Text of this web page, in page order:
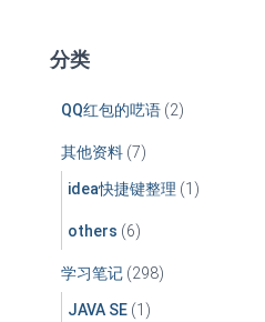
分类
QQ红包的呓语 (2)
其他资料 (7)
idea快捷键整理 (1)
others (6)
学习笔记 (298)
JAVA SE (1)